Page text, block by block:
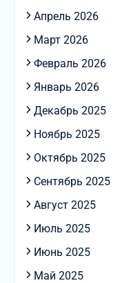
Апрель 2026
Март 2026
Февраль 2026
Январь 2026
Декабрь 2025
Ноябрь 2025
Октябрь 2025
Сентябрь 2025
Август 2025
Июль 2025
Июнь 2025
Май 2025